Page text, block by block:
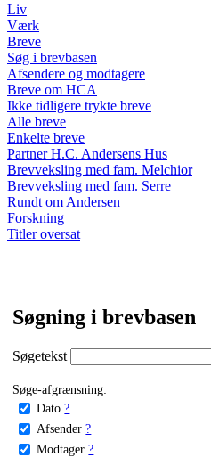
Liv
Værk
Breve
Søg i brevbasen
Afsendere og modtagere
Breve om HCA
Ikke tidligere trykte breve
Alle breve
Enkelte breve
Partner H.C. Andersens Hus
Brevveksling med fam. Melchior
Brevveksling med fam. Serre
Rundt om Andersen
Forskning
Titler oversat
Søgning i brevbasen
Søgetekst
Søge-afgrænsning:
Dato ?
Afsender ?
Modtager ?